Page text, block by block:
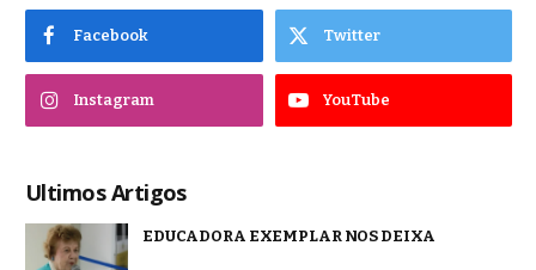
Facebook Twitter
Instagram YouTube
Ultimos Artigos
EDUCADORA EXEMPLAR NOS DEIXA